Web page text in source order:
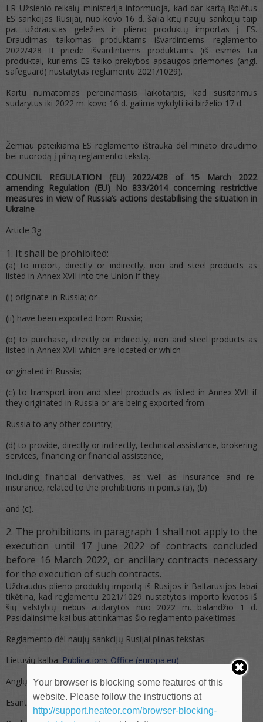
LR Užsienio reikalų ministerija informuoja, kad dar kartą išplėtus
ES sankcijas Rusijai, nuo kovo 16 d. šalia kitų naujų sankcijų taip
pat uždraustas geležies ir plieno produktų importas į ES.
Draudimas taikomas produktams išvardintiems reglamento
2022/428 II priede išvardintiems produktams (iš esmės tai
produktai, kuriems ES taiko prekybos apsaugos priemones (angl.
safeguard) nustatytas reglamentu 2021/1029).
Kartu numatomas pereinamasis laikotarpis, kad susitarimus
sudarytus iki 2022 m. kovo 16 d. galima vykdyti iki birželio 17 d.
Žemiau pateikiama ES reglamento ištrauka dėl minėto draudimo
bei nuorodą į pilną reglamento tekstą.
COUNCIL REGULATION (EU) 2022/428 of 15 March 2022
amending Regulation (EU) No 833/2014 concerning restrictive
measures in view of Russia’s actions destabilising the situation in
Ukraine
Article 3g
It shall be prohibited:
(a) to import, directly or indirectly, iron and steel products as
listed in Annex XVII into the Union if they:
(i) originate in Russia; or
(ii) have been exported from Russia;
(b) to purchase, directly or indirectly, iron and steel products as
listed in Annex XVII which are located or which
originated in Russia;
(c) to transport iron and steel products as listed in Annex XVII if
they originated in Russia or are being exported from
Russia to any other country;
(d) to provide, directly or indirectly, technical assistance, brokering
services, financing or financial assistance,
including financial derivatives, as well as insurance and re-
insurance, related to the prohibitions in points (a), (b)
and (c).
The prohibitions in paragraph 1 shall not apply to the
execution until 17 June 2022 of contracts concluded
before 16 March 2022, or ancillary contracts necessary
for the execution of such contracts.
Uždraudus plieno produktų importą iš Rusijos ir Baltarusijos labai
tikėtina, kad reglamentu 2021/1029 nustatytos importo kvotos iš
šių valstybių nebus atidarytos nuo 2022 m. balandžio 1 d.
Pasidalinsime kai bus atitinkamas šio reglamento pakeitimas.
Reglamento dėl naujų sankcijų Rusijai pilnas tekstas:
Lietuvių kalba: Publications Office (europa.eu)
Anglų kalba: Publications Office (europa.eu)
Esant neaiškumams siūlome vadovautis anglišku tekstu.
Your browser is blocking some features of this
website. Please follow the instructions at
http://support.heateor.com/browser-blocking-